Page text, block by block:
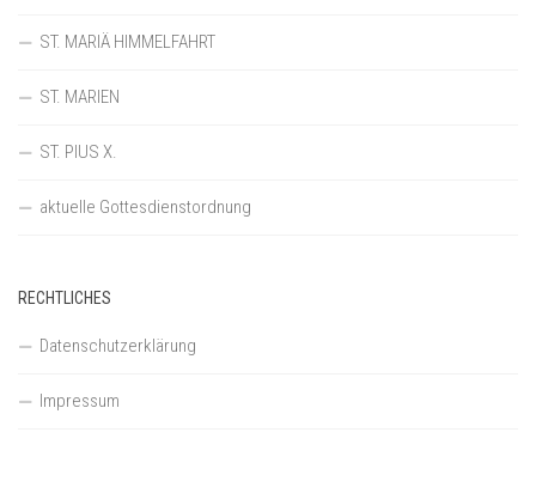
ST. MARIÄ HIMMELFAHRT
ST. MARIEN
ST. PIUS X.
aktuelle Gottesdienstordnung
RECHTLICHES
Datenschutzerklärung
Impressum